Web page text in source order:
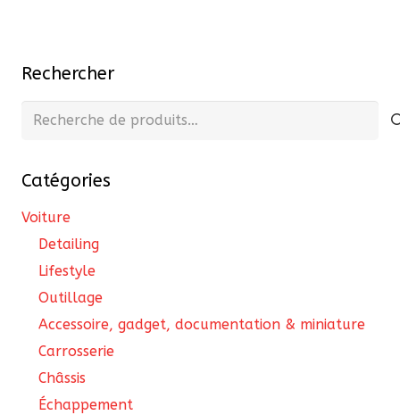
Rechercher
Recherche
Catégories
Voiture
Detailing
Lifestyle
Outillage
Accessoire, gadget, documentation & miniature
Carrosserie
Châssis
Échappement